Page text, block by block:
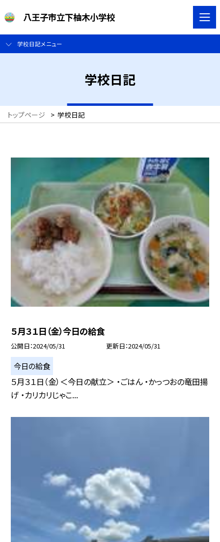
八王子市立下柚木小学校
学校日記メニュー
学校日記
トップページ > 学校日記
５月３１日（金）今日の給食
公開日 2024/05/31 更新日 2024/05/31
今日の給食
５月３１日（金）＜今日の献立＞ ・ごはん ・かっつおの竜田揚
げ ・カリカリじゃこ...